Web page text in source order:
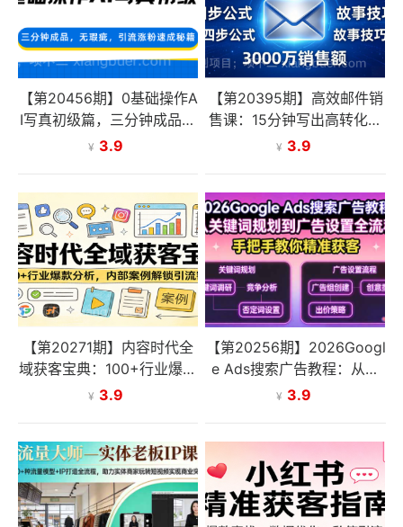
【第20456期】0基础操作A
I写真初级篇，三分钟成品，
无瑕疵，引流涨粉速成秘籍
¥ 3.9
【第20395期】高效邮件销
售课：15分钟写出高转化邮
件，四步公式+故事技巧，3
¥ 3.9
【第20271期】内容时代全
域获客宝典：100+行业爆款
分析，内部案例解锁引流密
¥ 3.9
【第20256期】2026Googl
e Ads搜索广告教程：从关
键词规划到广告设置全流
¥ 3.9